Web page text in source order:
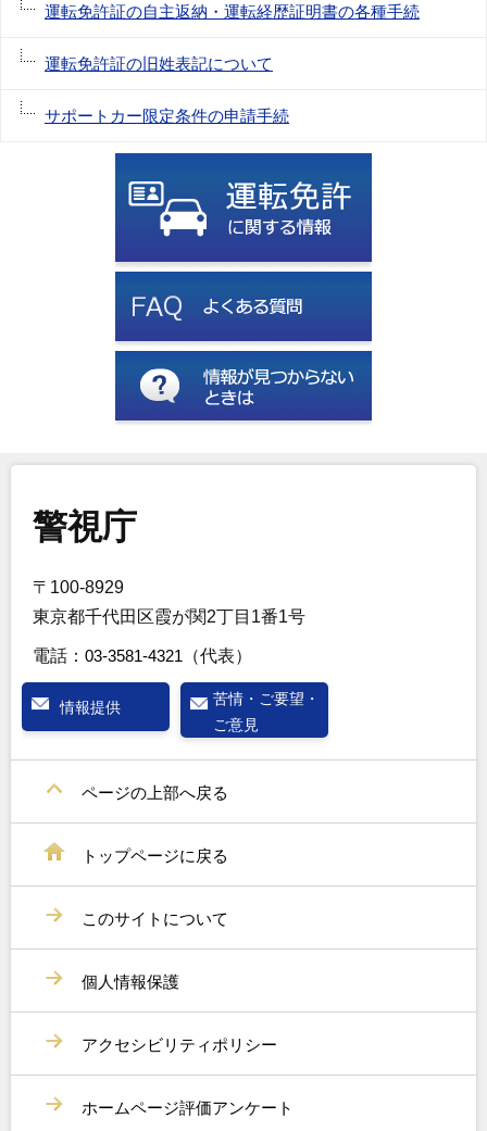
運転免許証の自主返納・運転経歴証明書の各種手続
運転免許証の旧姓表記について
サポートカー限定条件の申請手続
警視庁
〒100-8929
東京都千代田区霞が関2丁目1番1号
電話： 03-3581-4321 （代表）
情報提供
苦情・ご要望・
ご意見
ページの上部へ戻る
トップページに戻る
このサイトについて
個人情報保護
アクセシビリティポリシー
ホームページ評価アンケート